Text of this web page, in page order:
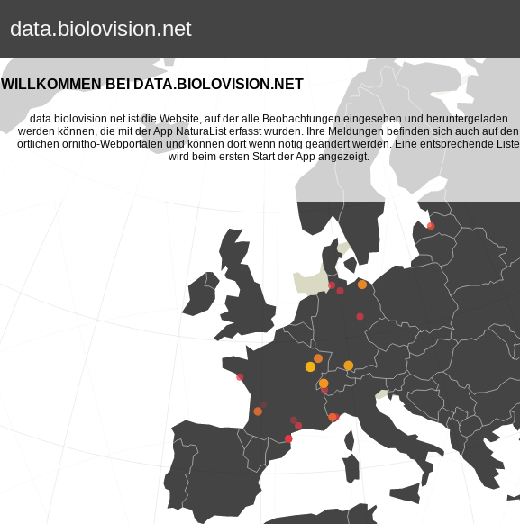
data.biolovision.net
WILLKOMMEN BEI DATA.BIOLOVISION.NET
data.biolovision.net ist die Website, auf der alle Beobachtungen eingesehen und heruntergeladen
werden können, die mit der App NaturaList erfasst wurden. Ihre Meldungen befinden sich auch auf den
örtlichen ornitho-Webportalen und können dort wenn nötig geändert werden. Eine entsprechende Liste
wird beim ersten Start der App angezeigt.